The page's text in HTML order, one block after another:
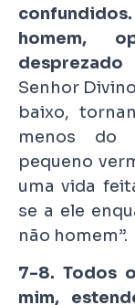
homem,
Senhor
baixo,
menos do
pequeno
uma vida
se a ele
não homem”.
7-8. Todos
mim,